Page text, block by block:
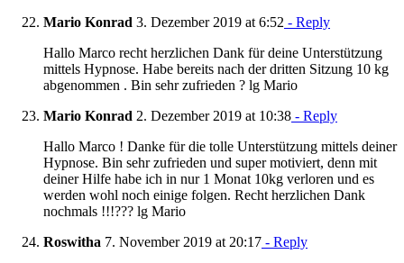
Mario Konrad 3. Dezember 2019 at 6:52 - Reply
Hallo Marco recht herzlichen Dank für deine Unterstützung
mittels Hypnose. Habe bereits nach der dritten Sitzung 10 kg
abgenommen . Bin sehr zufrieden ? lg Mario
Mario Konrad 2. Dezember 2019 at 10:38 - Reply
Hallo Marco ! Danke für die tolle Unterstützung mittels deiner
Hypnose. Bin sehr zufrieden und super motiviert, denn mit
deiner Hilfe habe ich in nur 1 Monat 10kg verloren und es
werden wohl noch einige folgen. Recht herzlichen Dank
nochmals !!!??? lg Mario
Roswitha 7. November 2019 at 20:17 - Reply